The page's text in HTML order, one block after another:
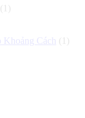
(1)
Cách
(1)